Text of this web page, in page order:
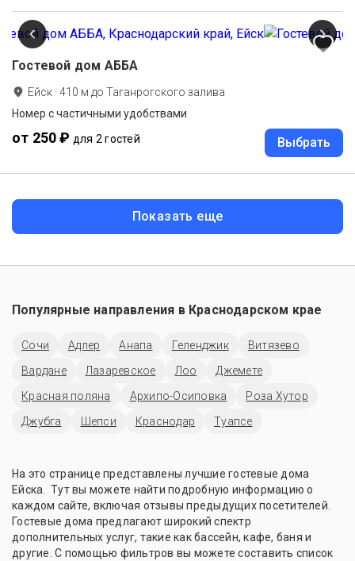
Гостевой дом АББА
Ейск ·410 м до Таганрогского залива
Номер с частичными удобствами
от 250 ₽ для 2 гостей Выбрать
Показать еще
Популярные направления в Краснодарском крае
Сочи Адлер Анапа Геленджик
Витязево
Вардане
Лазаревское Лоо
Джемете
Красная поляна
Архипо-Осиповка
Роза Хутор
Джубга
Шепси Краснодар Туапсе
На это странице представлены лучшие гостевые дома
Ейска. Тут вы можете найти подробную информацию о
каждом сайте, включая отзывы предыдущих посетителей.
Гостевые дома предлагают широкий спектр
дополнительных услуг, такие как бассейн, кафе, баня и
другие. С помощью фильтров вы можете составить список